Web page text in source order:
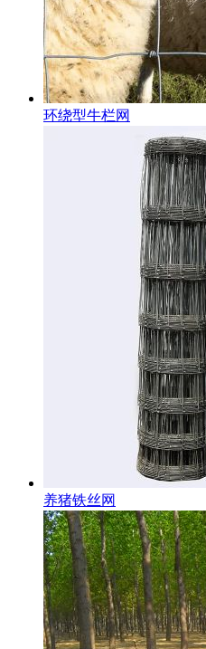
环绕型牛栏网
养猪铁丝网